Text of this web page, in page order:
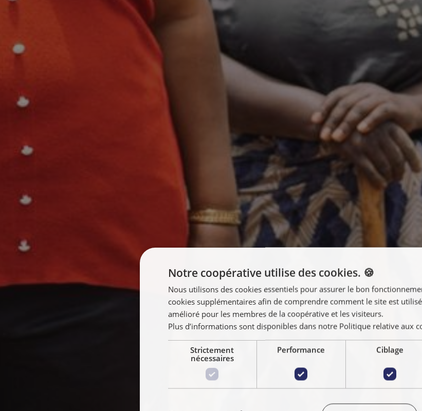
Notre coopérative utilise des cookies. 🍪
Nous utilisons des cookies essentiels pour assurer le bon
cookies supplémentaires afin de comprendre comment le site est
amélioré pour les membres de la coopérative et les visiteurs.
Plus d’informations sont disponibles dans notre Politique relative aux
Strictement
nécessaires
Performance Ciblage